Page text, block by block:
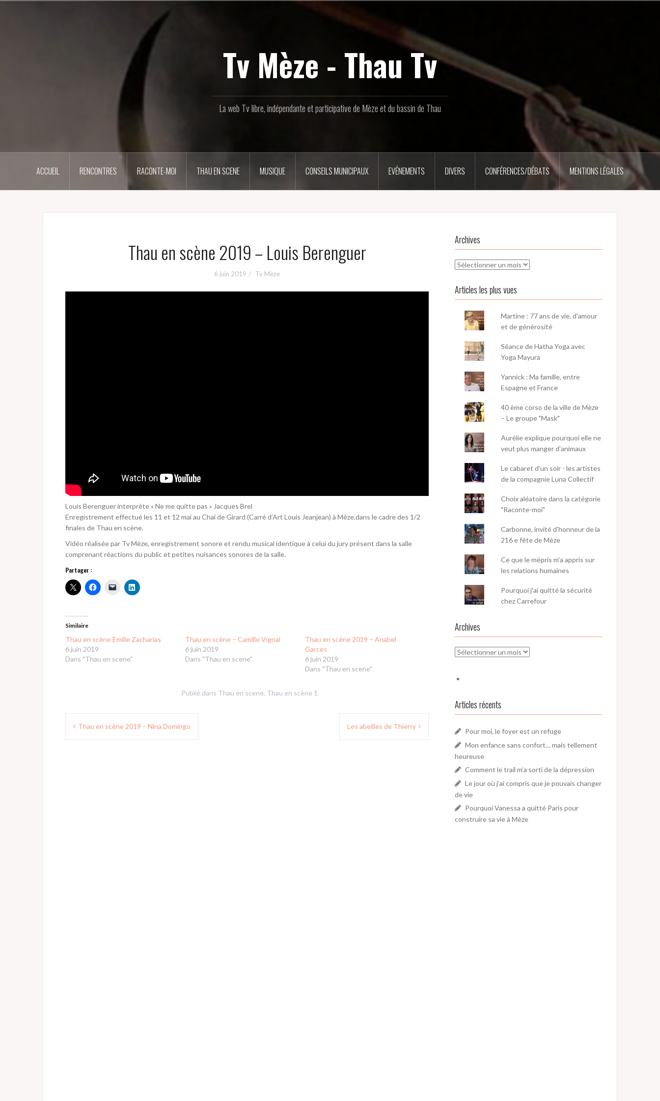
Tv Mèze - Thau Tv
La web Tv libre, indépendante et participative de Mèze et du bassin de Thau
ACCUEIL RENCONTRES RACONTE-MOI THAU EN SCENE MUSIQUE CONSEILS MUNICIPAUX EVÉNEMENTS DIVERS CONFÉRENCES/DÉBATS MENTIONS LÉGALES
Thau en scène 2019 – Louis Berenguer
6 juin 2019 Tv Mèze
Louis Berenguer interprète « Ne me quitte pas » Jacques Brel
Enregistrement effectué les 11 et 12 mai au Chai de Girard (Carré d’Art Louis Jeanjean) à Mèze,dans le cadre des 1/2
finales de Thau en scène.
Vidéo réalisée par Tv Mèze, enregistrement sonore et rendu musical identique à celui du jury présent dans la salle
comprenant réactions du public et petites nuisances sonores de la salle.
Partager :
Similaire
Thau en scène Emilie Zacharias
6 juin 2019
Dans "Thau en scene"
Thau en scène – Camille Vignal
6 juin 2019
Dans "Thau en scene"
Thau en scène 2019 – Anabel
Garces
6 juin 2019
Dans "Thau en scene"
Publié dans Thau en scene, Thau en scène 1
Navigation
Thau en scène 2019 – Nina Domingo Les abeilles de Thierry
Archives
Archives
Articles les plus vues
Martine : 77 ans de vie, d'amour
et de générosité
Séance de Hatha Yoga avec
Yoga Mayura
Yannick : Ma famille, entre
Espagne et France
40 ème corso de la ville de Mèze
– Le groupe "Mask"
Aurélie explique pourquoi elle ne
veut plus manger d’animaux
Le cabaret d'un soir - les artistes
de la compagnie Luna Collectif
Choix aléatoire dans la catégorie
"Raconte-moi"
Carbonne, invité d'honneur de la
216 e fête de Mèze
Ce que le mépris m’a appris sur
les relations humaines
Pourquoi j'ai quitté la sécurité
chez Carrefour
Archives
Archives
Articles récents
Pour moi, le foyer est un refuge
Mon enfance sans confort… mais tellement
heureuse
Comment le trail m’a sorti de la dépression
Le jour où j’ai compris que je pouvais changer
de vie
Pourquoi Vanessa a quitté Paris pour
construire sa vie à Mèze